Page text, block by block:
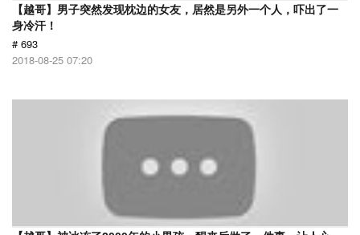
【越哥】男子突然发现枕边的女友，居然是另外一个人，吓出了一
身冷汗！
# 693
2018-08-25 07:20